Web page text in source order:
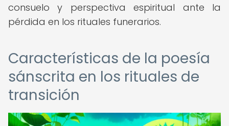
consuelo y perspectiva espiritual ante la
pérdida en los rituales funerarios.
Características de la poesía
sánscrita en los rituales de
transición